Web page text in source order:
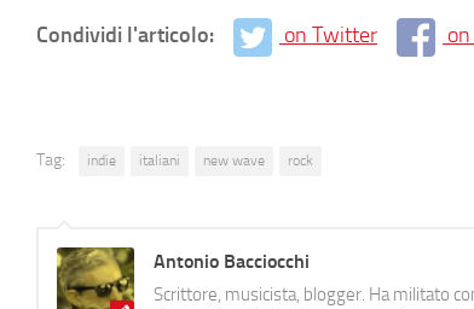
Condividi l'articolo: on Twitter
Tag: indie italiani new wave rock
Antonio Bacciocchi
Scrittore, musicista, blogger. Ha militato